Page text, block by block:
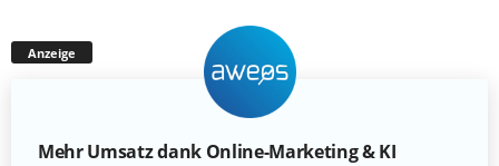
Anzeige
Mehr Umsatz dank Online-Marketing & KI